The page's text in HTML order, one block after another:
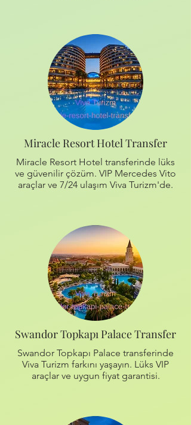
Miracle Resort Hotel Transfer
Miracle Resort Hotel transferinde lüks
ve güvenilir çözüm. VIP Mercedes Vito
araçlar ve 7/24 ulaşım Viva Turizm'de.
Swandor Topkapı Palace Transfer
Swandor Topkapı Palace transferinde
Viva Turizm farkını yaşayın. Lüks VIP
araçlar ve uygun fiyat garantisi.